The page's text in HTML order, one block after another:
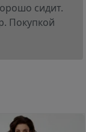
сидит.
Покупкой